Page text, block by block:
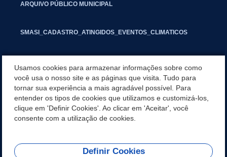
ARQUIVO PÚBLICO MUNICIPAL
SMASI_CADASTRO_ATINGIDOS_EVENTOS_CLIMATICOS
INFORMATIVO PIT
SEGUNDA VIA IPTU
Usamos cookies para armazenar informações sobre como
você usa o nosso site e as páginas que visita. Tudo para
tornar sua experiência a mais agradável possível. Para
entender os tipos de cookies que utilizamos e customizá-los,
clique em 'Definir Cookies'. Ao clicar em 'Aceitar', você
consente com a utilização de cookies.
Definir Cookies